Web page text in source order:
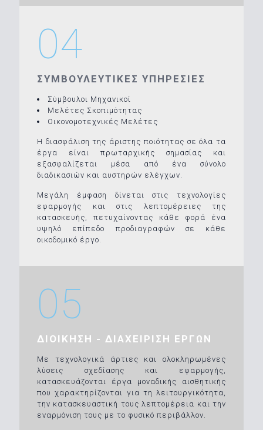
04
ΣΥΜΒΟΥΛΕΥΤΙΚΕΣ ΥΠΗΡΕΣΙΕΣ
Σύμβουλοι Μηχανικοί
Μελέτες Σκοπιμότητας
Οικονομοτεχνικές Μελέτες
Η διασφάλιση της άριστης ποιότητας σε όλα τα
έργα είναι πρωταρχικής σημασίας και
εξασφαλίζεται μέσα από ένα σύνολο
διαδικασιών και αυστηρών ελέγχων.
Μεγάλη έμφαση δίνεται στις τεχνολογίες
εφαρμογής και στις λεπτομέρειες της
κατασκευής, πετυχαίνοντας κάθε φορά ένα
υψηλό επίπεδο προδιαγραφών σε κάθε
οικοδομικό έργο.
05
ΔΙΟΙΚΗΣΗ - ΔΙΑΧΕΙΡΙΣΗ ΕΡΓΩΝ
Με τεχνολογικά άρτιες και ολοκληρωμένες
λύσεις σχεδίασης και εφαρμογής,
κατασκευάζονται έργα μοναδικής αισθητικής
που χαρακτηρίζονται για τη λειτουργικότητα,
την κατασκευαστική τους λεπτομέρεια και την
εναρμόνιση τους με το φυσικό περιβάλλον.